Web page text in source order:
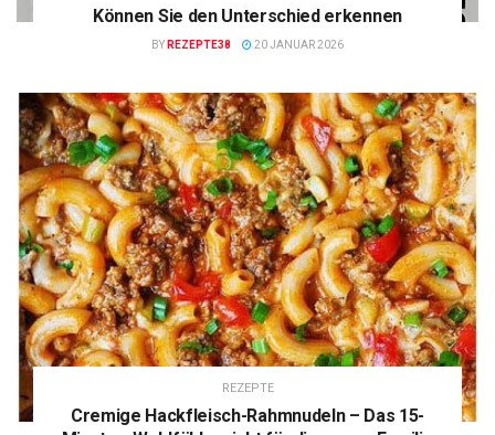
Können Sie den Unterschied erkennen
BY REZEPTE38 20 JANUAR 2026
REZEPTE
Cremige Hackfleisch-Rahmnudeln – Das 15-